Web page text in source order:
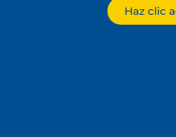
Haz clic